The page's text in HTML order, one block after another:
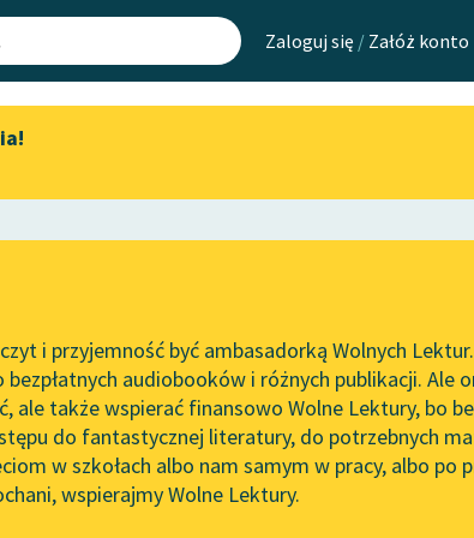
Zaloguj się / Załóż konto
spotkanie
na 32.
Chatterley”
Wolnych
– „Marzenie
Mapa Wolnych Lektur
Leśmianator
API
OAI-PMH
Widget Wolnych Lektur
O
i przyjemność być ambasadorką Wolnych
audiobooków i różnych publikacji. Ale
ale także wspierać finansowo Wolne Lektury, bo
do fantastycznej literatury, do potrzebnych
w szkołach albo nam samym w pracy, albo po
wspierajmy Wolne Lektury.